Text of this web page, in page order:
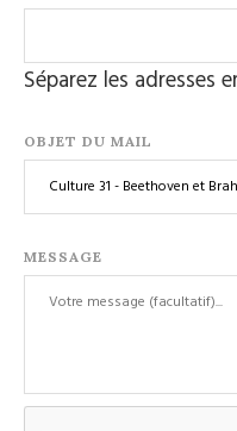
Séparez les adresses
OBJET DU MAIL
MESSAGE